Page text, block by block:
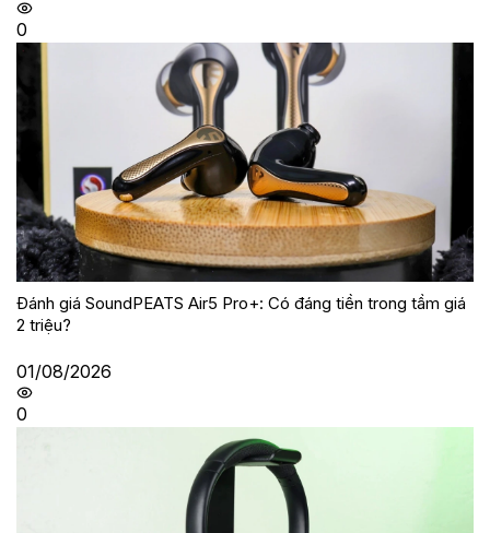
0
Đánh giá SoundPEATS Air5 Pro+: Có đáng tiền trong tầm giá
2 triệu?
01/08/2026
0